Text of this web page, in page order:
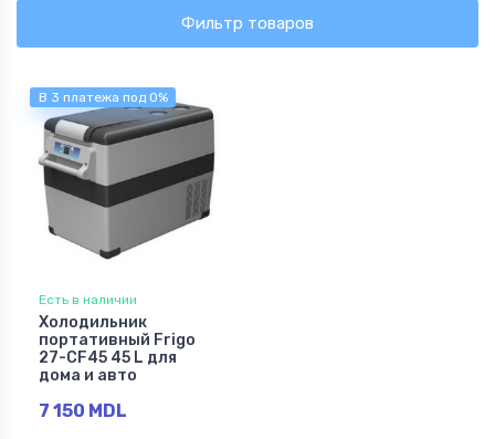
Фильтр товаров
В 3 платежа под 0%
Есть в наличии
Холодильник
портативный Frigo
27-CF45 45 L для
дома и авто
7 150 MDL